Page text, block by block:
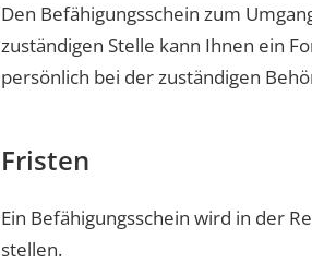
Den Befähigungsschein zum
zuständigen Stelle kann Ihnen ein
persönlich bei der zuständigen
Fristen
Ein Befähigungsschein wird in der
stellen.